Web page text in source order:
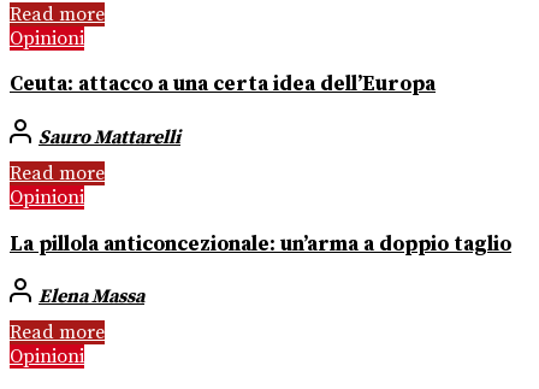
Read more
Opinioni
Ceuta: attacco a una certa idea dell’Europa
Sauro Mattarelli
Read more
Opinioni
La pillola anticoncezionale: un’arma a doppio taglio
Elena Massa
Read more
Opinioni